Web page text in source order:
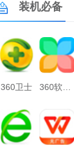
装机必备
360卫士 360软件管家